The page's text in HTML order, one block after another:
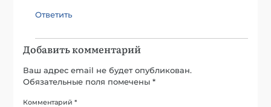
Ответить
Добавить комментарий
Ваш адрес email не будет опубликован.
Обязательные поля помечены*
Комментарий*